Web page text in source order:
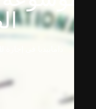
دامابيديا في